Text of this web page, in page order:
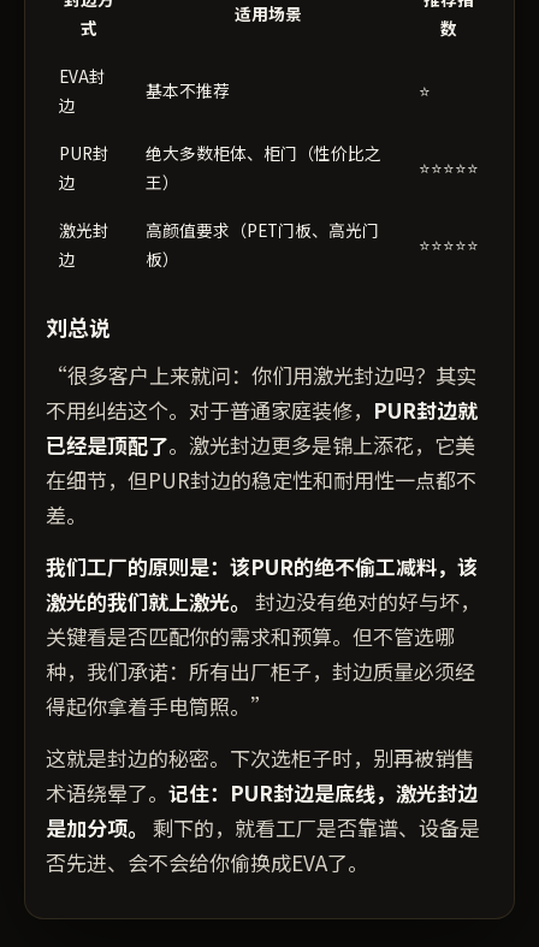
式
适用场景
数
EVA封
边
基本不推荐 ⭐
PUR封
边
绝大多数柜体、柜门（性价比之
王）
⭐⭐⭐⭐⭐
激光封
边
高颜值要求（PET门板、高光门
板）
⭐⭐⭐⭐⭐
刘总说
“很多客户上来就问：你们用激光封边吗？其实
不用纠结这个。对于普通家庭装修， PUR封边就
已经是顶配了。激光封边更多是锦上添花，它美
在细节，但PUR封边的稳定性和耐用性一点都不
差。
我们工厂的原则是：该PUR的绝不偷工减料，该
激光的我们就上激光。 封边没有绝对的好与坏，
关键看是否匹配你的需求和预算。但不管选哪
种，我们承诺：所有出厂柜子，封边质量必须经
得起你拿着手电筒照。”
这就是封边的秘密。下次选柜子时，别再被销售
术语绕晕了。 记住：PUR封边是底线，激光封边
是加分项。 剩下的，就看工厂是否靠谱、设备是
否先进、会不会给你偷换成EVA了。